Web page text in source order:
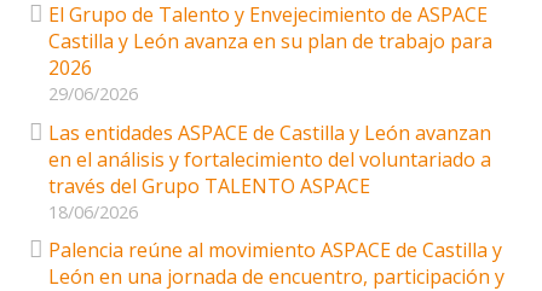
El Grupo de Talento y Envejecimiento de ASPACE
Castilla y León avanza en su plan de trabajo para
2026
29/06/2026
Las entidades ASPACE de Castilla y León avanzan
en el análisis y fortalecimiento del voluntariado a
través del Grupo TALENTO ASPACE
18/06/2026
Palencia reúne al movimiento ASPACE de Castilla y
León en una jornada de encuentro, participación y